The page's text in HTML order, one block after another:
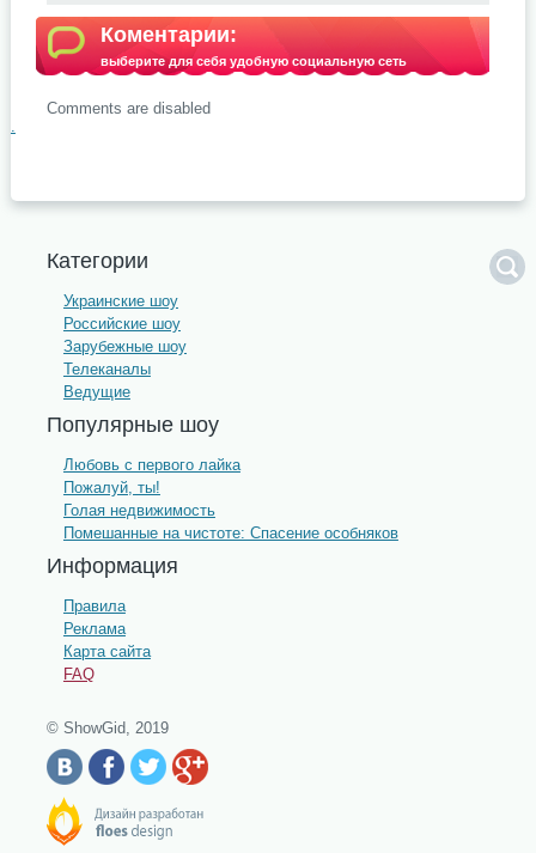
Коментарии:
выберите для себя удобную социальную сеть
Comments are disabled
.
Категории
Украинские шоу
Российские шоу
Зарубежные шоу
Телеканалы
Ведущие
Популярные шоу
Любовь с первого лайка
Пожалуй, ты!
Голая недвижимость
Помешанные на чистоте: Спасение особняков
Информация
Правила
Реклама
Карта сайта
FAQ
© ShowGid, 2019